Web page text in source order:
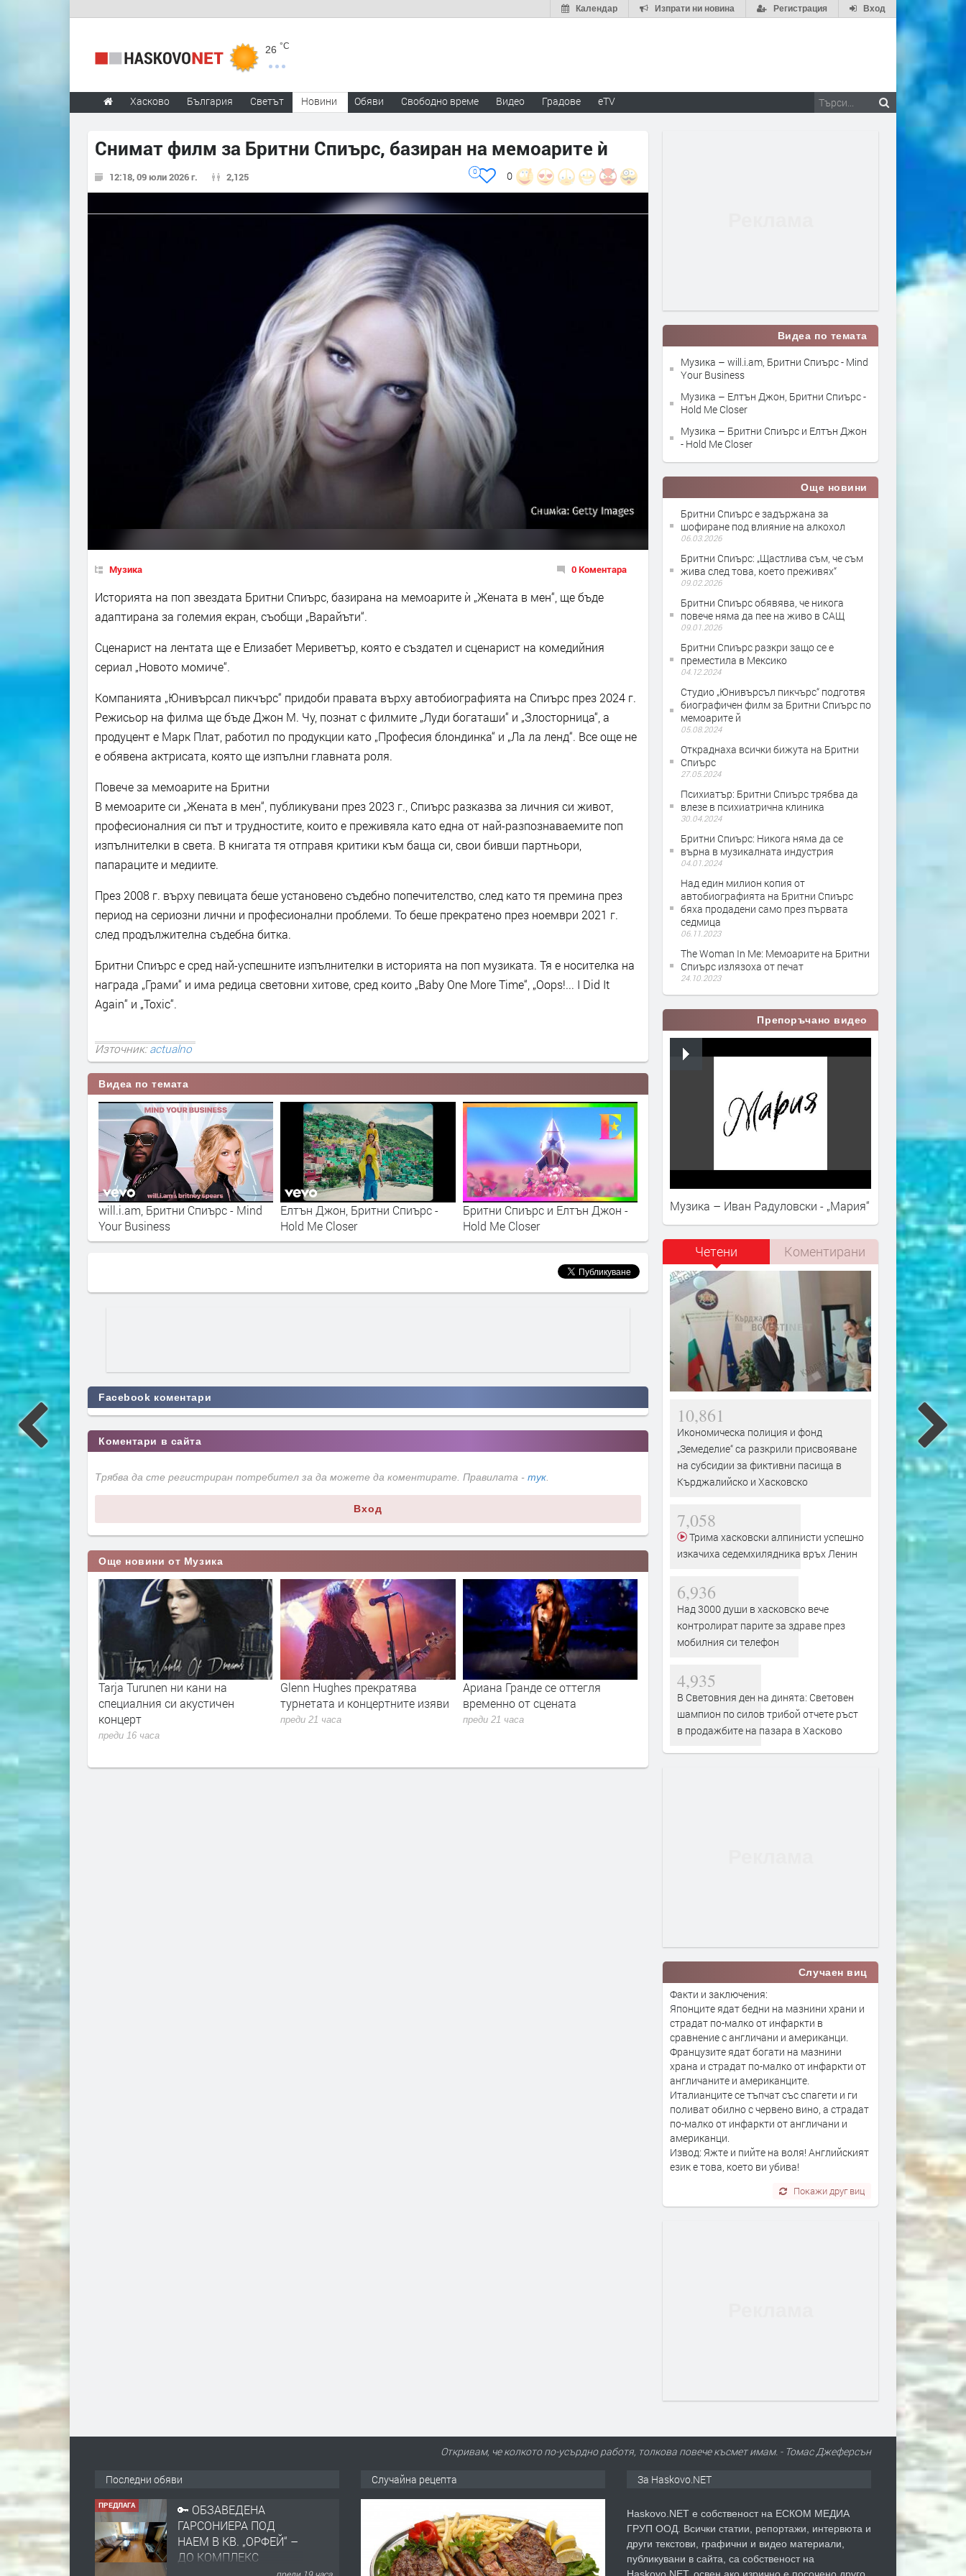
Вход
Регистрация
Изпрати ни новина
Календар
26 °C
Хасково България Светът Новини Обяви Свободно време Видео Градове eTV
Снимат филм за Бритни Спиърс, базиран на мемоарите ѝ
12:18, 09 юли 2026 г. 2,125 0
0
Музика 0 Коментара
Историята на поп звездата Бритни Спиърс, базирана на мемоарите ѝ „Жената в мен“, ще бъде
адаптирана за големия екран, съобщи „Варайъти“.
Сценарист на лентата ще е Елизабет Мериветър, която е създател и сценарист на комедийния
сериал „Новото момиче“.
Компанията „Юнивърсал пикчърс“ придоби правата върху автобиографията на Спиърс през 2024 г.
Режисьор на филма ще бъде Джон М. Чу, познат с филмите „Луди богаташи“ и „Злосторница“, а
продуцент е Марк Плат, работил по продукции като „Професия блондинка“ и „Ла ла ленд“. Все още не
е обявена актрисата, която ще изпълни главната роля.
Повече за мемоарите на Бритни
В мемоарите си „Жената в мен“, публикувани през 2023 г., Спиърс разказва за личния си живот,
професионалния си път и трудностите, които е преживяла като една от най-разпознаваемите поп
изпълнителки в света. В книгата тя отправя критики към баща си, свои бивши партньори,
папараците и медиите.
През 2008 г. върху певицата беше установено съдебно попечителство, след като тя премина през
период на сериозни лични и професионални проблеми. То беше прекратено през ноември 2021 г.
след продължителна съдебна битка.
Бритни Спиърс е сред най-успешните изпълнителки в историята на поп музиката. Тя е носителка на
награда „Грами“ и има редица световни хитове, сред които „Baby One More Time“, „Oops!... I Did It
Again“ и „Toxic“.
Източник:actualno
Видеа по темата
Елтън Джон -
will.i.am, Бритни Спиърс - Mind
Your Business
Елтън Джон, Бритни Спиърс -
Hold Me Closer
Бритни Спиърс и Елтън Джон -
Hold Me Closer
will.i.am, Бритни Спиърс - Mind
Your Business
Елтън Джон, Бритни
Hold Me Closer
Facebook коментари
Коментари в сайта
Трябва да сте регистриран потребител за да можете да коментирате. Правилата - тук.
Вход
Още новини от Музика
Tarja Turunen ни кани на
специалния си акустичен
концерт
преди 16 часа
Glenn Hughes прекратява
турнетата и концертните изяви
преди 21 часа
Ариана Гранде се оттегля
временно от сцената
преди 21 часа
Веси Бонева и Лъчо от
„СкандаУ“ пускат химна на
„Безотговорните“
преди 21 часа
В последната седмица на
август Банско Опера
превръща Банско в град
класическото изкуство
преди 21 часа
Видеа по темата
Музика – will.i.am, Бритни Спиърс - Mind
Your Business
Музика – Елтън Джон, Бритни Спиърс -
Hold Me Closer
Музика – Бритни Спиърс и Елтън Джон
- Hold Me Closer
Още новини
Бритни Спиърс е задържана за
шофиране под влияние на алкохол
06.03.2026
Бритни Спиърс: „Щастлива съм, че съм
жива след това, което преживях“
09.02.2026
Бритни Спиърс обявява, че никога
повече няма да пее на живо в САЩ
09.01.2026
Бритни Спиърс разкри защо се е
преместила в Мексико
04.12.2024
Студио „Юнивърсъл пикчърс“ подготвя
биографичен филм за Бритни Спиърс по
мемоарите й
05.08.2024
Откраднаха всички бижута на Бритни
Спиърс
27.05.2024
Психиатър: Бритни Спиърс трябва да
влезе в психиатрична клиника
30.04.2024
Бритни Спиърс: Никога няма да се
върна в музикалната индустрия
04.01.2024
Над един милион копия от
автобиографията на Бритни Спиърс
бяха продадени само през първата
седмица
06.11.2023
The Woman In Me: Мемоарите на Бритни
Спиърс излязоха от печат
24.10.2023
Препоръчано видео
Музика – Иван Радуловски - „Мария“
Четени Коментирани
10,861
Икономическа полиция и фонд
„Земеделие“ са разкрили присвояване
на субсидии за фиктивни пасища в
Кърджалийско и Хасковско
7,058
Трима хасковски алпинисти успешно
изкачиха седемхилядника връх Ленин
6,936
Над 3000 души в хасковско вече
контролират парите за здраве през
мобилния си телефон
4,935
В Световния ден на динята: Световен
шампион по силов трибой отчете ръст
в продажбите на пазара в Хасково
Случаен виц
Факти и заключения:
Японците ядат бедни на мазнини храни и
страдат по-малко от инфаркти в
сравнение с англичани и американци.
Французите ядат богати на мазнини
храна и страдат по-малко от инфаркти от
англичаните и американците.
Италианците се тъпчат със спагети и ги
поливат обилно с червено вино, а страдат
по-малко от инфаркти от англичани и
американци.
Извод: Яжте и пийте на воля! Английският
език е това, което ви убива!
Покажи друг виц
Откривам, че колкото по-усърдно работя, толкова повече късмет имам. - Томас Джеферсън
Последни обяви
ПРЕДЛАГА
🔑 ОБЗАВЕДЕНА
ГАРСОНИЕРА ПОД
НАЕМ В КВ. „ОРФЕЙ“ –
ДО КОМПЛЕКС
Случайна рецепта За Haskovo.NET
Haskovo.NET е собственост на ЕСКОМ МЕДИА
ГРУП ООД. Всички статии, репортажи, интервюта и
други текстови, графични и видео материали,
публикувани в сайта, са собственост на
Haskovo.NET, освен ако изрично е посочено друго.